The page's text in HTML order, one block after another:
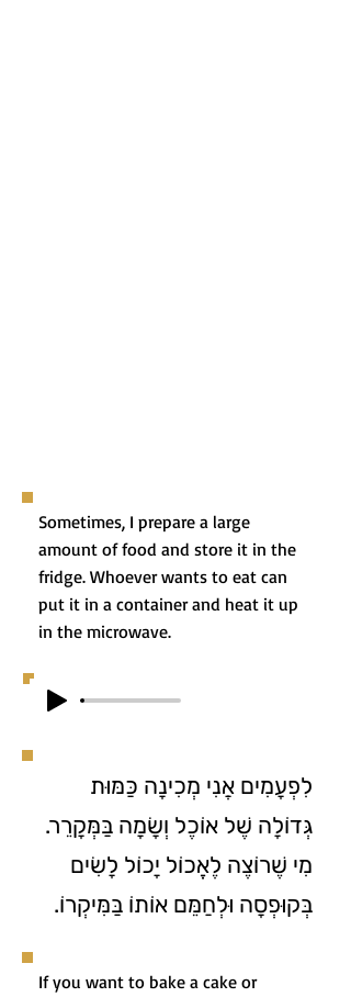
Sometimes, I prepare a large
amount of food and store it in the
fridge. Whoever wants to eat can
put it in a container and heat it up
in the microwave.
לִפְעָמִים אֲנִי מְכִינָה כַּמּוּת
גְּדוֹלָה שֶׁל אוֹכֶל וְשָׂמָה בַּמְּקָרֵר.
מִי שֶׁרוֹצֶה לֶאֱכוֹל יָכוֹל לָשִׂים
בְּקוּפְסָה וּלְחַמֵּם אוֹתוֹ בַּמִּיקְרוֹ.
If you want to bake a cake or